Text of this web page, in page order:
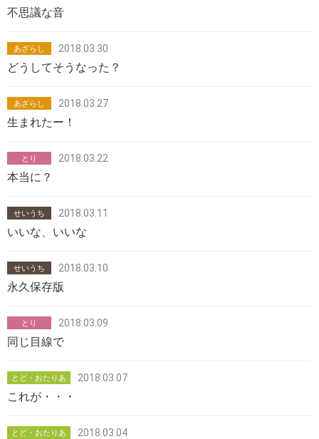
不思議な音
あざらし 2018.03.30
どうしてそうなった？
あざらし 2018.03.27
生まれたー！
とり 2018.03.22
本当に？
せいうち 2018.03.11
いいな、いいな
せいうち 2018.03.10
永久保存版
とり 2018.03.09
同じ目線で
とど・おたりあ 2018.03.07
これが・・・
とど・おたりあ 2018.03.04